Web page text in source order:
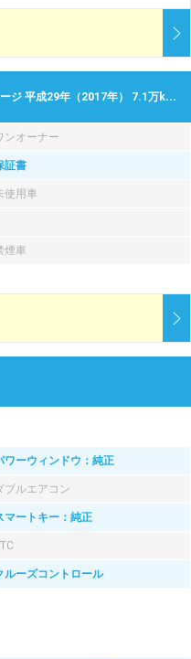
2017年） 7.1万km 北海道札幌市北区)
ンオーナー
証書
使用車
煙車
ワーウィンドウ：純正
ブルエアコン
マートキー：純正
ルーズコントロール